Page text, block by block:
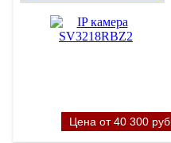
Цена от 40 300 руб.